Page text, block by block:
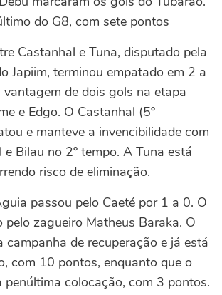
do G8, com sete pontos
Castanhal e Tuna, disputado pela
Japiim, terminou empatado em 2 a
de dois gols na etapa
e Edgo. O Castanhal (5º
e manteve a invencibilidade com
Bilau no 2º tempo. A Tuna está
risco de eliminação.
passou pelo Caeté por 1 a 0. O
zagueiro Matheus Baraka. O
campanha de recuperação e já está
com 10 pontos, enquanto que o
penúltima colocação, com 3 pontos.